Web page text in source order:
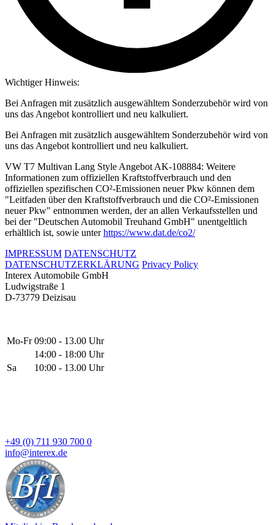
Wichtiger Hinweis:
Bei Anfragen mit zusätzlich ausgewähltem Sonderzubehör wird von
uns das Angebot kontrolliert und neu kalkuliert.
Bei Anfragen mit zusätzlich ausgewähltem Sonderzubehör wird von
uns das Angebot kontrolliert und neu kalkuliert.
VW T7 Multivan Lang Style Angebot AK-108884: Weitere
Informationen zum offiziellen Kraftstoffverbrauch und den
offiziellen spezifischen CO²-Emissionen neuer Pkw können dem
"Leitfaden über den Kraftstoffverbrauch und die CO²-Emissionen
neuer Pkw" entnommen werden, der an allen Verkaufsstellen und
bei der "Deutschen Automobil Treuhand GmbH" unentgeltlich
erhältlich ist, sowie unterhttps://www.dat.de/co2/
IMPRESSUM DATENSCHUTZ
DATENSCHUTZERKLÄRUNG Privacy Policy
Interex Automobile GmbH
Ludwigstraße 1
D-73779 Deizisau
Mo-Fr 09:00 - 13.00 Uhr
14:00 - 18:00 Uhr
Sa
10:00 - 13.00 Uhr
+49 (0) 711 930 700 0
info@interex.de